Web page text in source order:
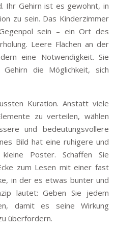
Ihr Gehirn ist es gewohnt, in
zu sein. Das Kinderzimmer
sein – ein Ort des
Leere Flächen an der
eine Notwendigkeit. Sie
die Möglichkeit, sich
Kuration. Anstatt viele
zu verteilen, wählen
und bedeutungsvollere
Bild hat eine ruhigere und
Poster. Schaffen Sie
zum Lesen mit einer fast
in der es etwas bunter und
lautet: Geben Sie jedem
damit es seine Wirkung
überfordern.